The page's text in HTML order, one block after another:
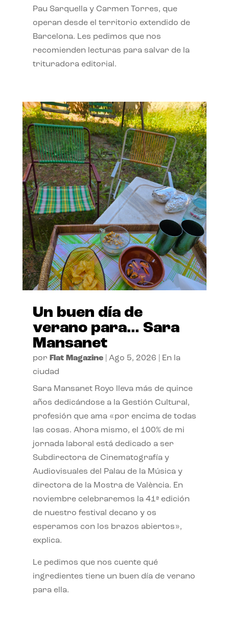
Pau Sarquella y Carmen Torres, que
operan desde el territorio extendido de
Barcelona. Les pedimos que nos
recomienden lecturas para salvar de la
trituradora editorial.
Un buen día de
verano para… Sara
Mansanet
por Flat Magazine| Ago 5, 2026
En la
ciudad
Sara Mansanet Royo lleva más de quince
años dedicándose a la Gestión Cultural,
profesión que ama «por encima de todas
las cosas. Ahora mismo, el 100% de mi
jornada laboral está dedicado a ser
Subdirectora de Cinematografía y
Audiovisuales del Palau de la Música y
directora de la Mostra de València. En
noviembre celebraremos la 41ª edición
de nuestro festival decano y os
esperamos con los brazos abiertos»,
explica.
Le pedimos que nos cuente qué
ingredientes tiene un buen día de verano
para ella.